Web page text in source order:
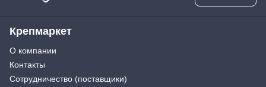
Крепмаркет
О компании
Контакты
Сотрудничество (поставщики)